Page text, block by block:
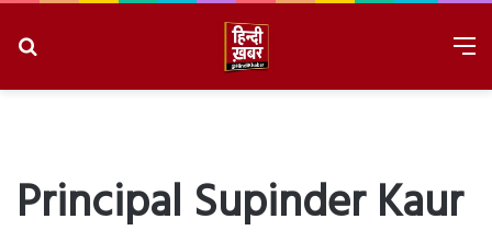
Principal Supinder Kaur